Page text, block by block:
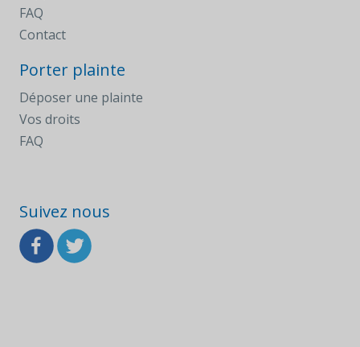
FAQ
Contact
Porter plainte
Déposer une plainte
Vos droits
FAQ
Suivez nous